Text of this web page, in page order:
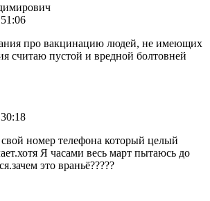
про вакцинацию людей, не имеющих
считаю пустой и вредной болтовней
номер телефона который целый
Я часами весь март пытаюсь до
это враньё?????